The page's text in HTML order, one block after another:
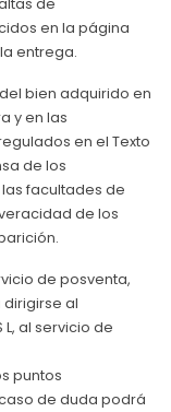
en la página
entrega.
bien adquirido en
y en las
en el Texto
de los
facultades de
veracidad de los
de posventa,
al
L, al servicio de
puntos
de duda podrá